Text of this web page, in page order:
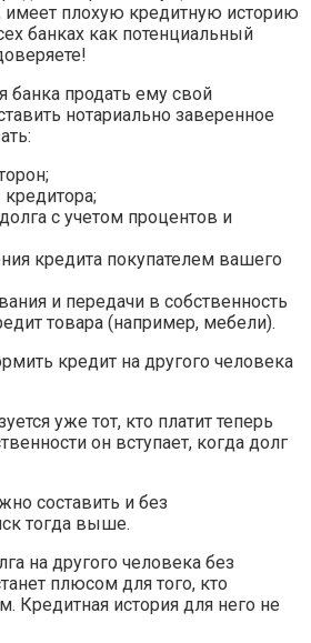
имеет плохую кредитную историю
банках как потенциальный
банка продать ему свой
нотариально заверенное
с учетом процентов и
кредита покупателем вашего
и передачи в собственность
товара (например, мебели).
уже тот, кто платит теперь
он вступает, когда долг
составить и без
тогда выше.
на другого человека без
плюсом для того, кто
Кредитная история для него не